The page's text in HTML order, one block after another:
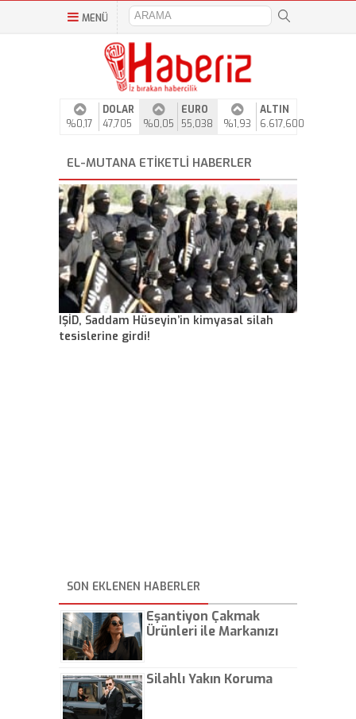
MENÜ
%0,17
DOLAR
47,705
%0,05
EURO
55,038
%1,93
ALTIN
6.617,600
EL-MUTANA ETIKETLI HABERLER
IŞİD, Saddam Hüseyin’in kimyasal silah
tesislerine girdi!
SON EKLENEN HABERLER
Eşantiyon Çakmak
Ürünleri ile Markanızı
Silahlı Yakın Koruma